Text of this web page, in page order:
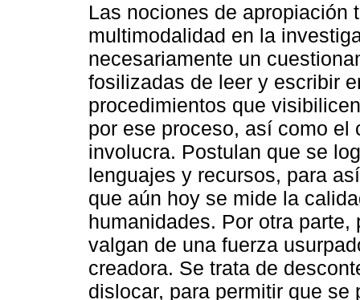
Las nociones de apropiación
multimodalidad en la
necesariamente un
fosilizadas de leer y escribir
procedimientos que
por ese proceso, así como
involucra. Postulan que se
lenguajes y recursos, para
que aún hoy se mide la
humanidades. Por otra
valgan de una fuerza
creadora. Se trata de
dislocar, para permitir que